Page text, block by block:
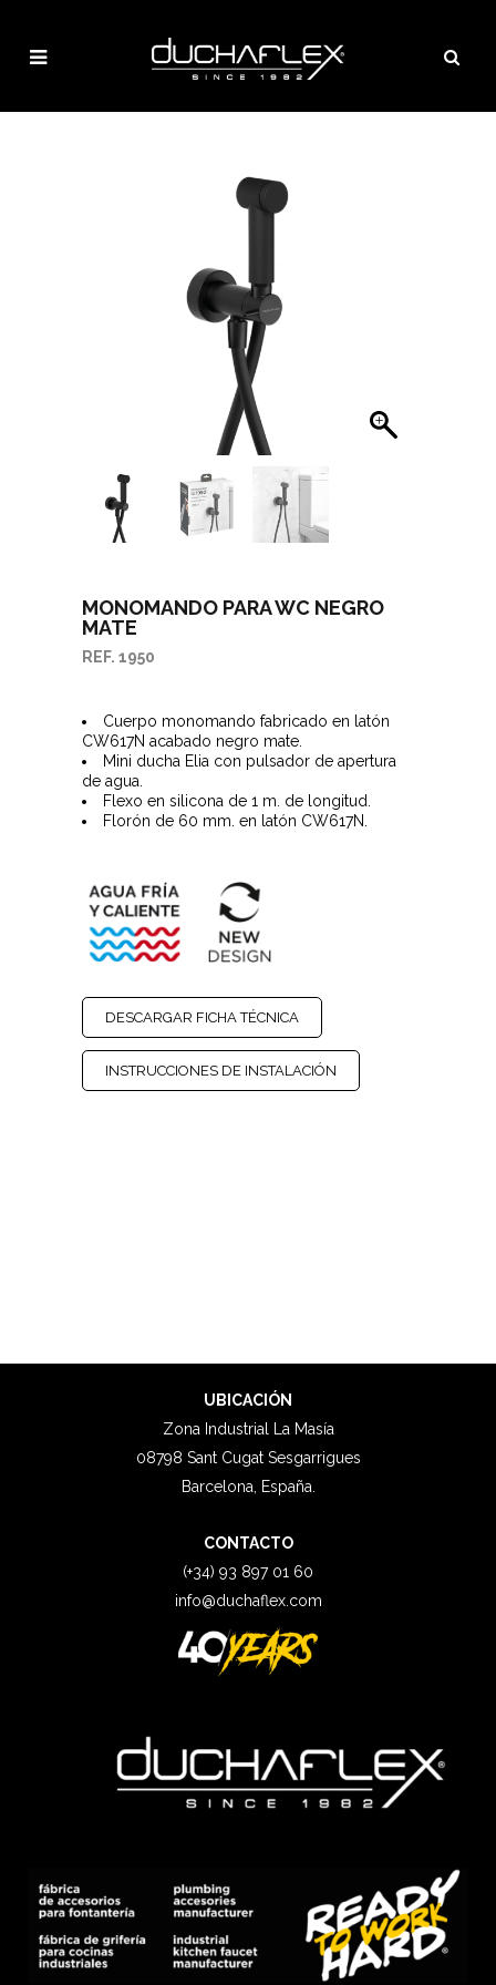
MONOMANDO PARA WC NEGRO
MATE
REF. 1950
Cuerpo monomando fabricado en latón
CW617N acabado negro mate.
Mini ducha Elia con pulsador de apertura
de agua.
Flexo en silicona de 1 m. de longitud.
Florón de 60 mm. en latón CW617N.
DESCARGAR FICHA TÉCNICA
INSTRUCCIONES DE INSTALACIÓN
UBICACIÓN
Zona Industrial La Masía
08798 Sant Cugat Sesgarrigues
Barcelona, España.
CONTACTO
(+34) 93 897 01 60
info@duchaflex.com